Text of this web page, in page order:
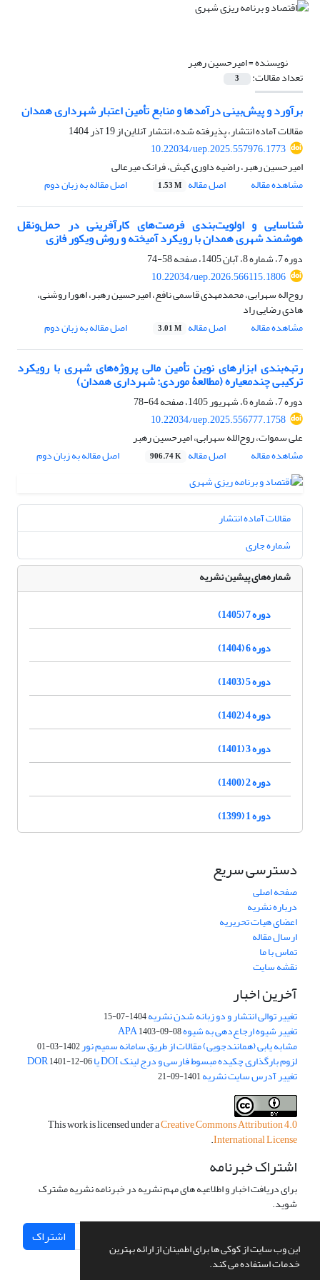
این وب سایت از کوکی ها برای اطمینان از ارائه بهترین
خدمات استفاده می کند.
نویسنده =امیرحسین رهبر
تعداد مقالات: 3
برآورد و پیش‌بینی درآمدها و منابع تأمین اعتبار شهرداری همدان
مقالات آماده انتشار، پذیرفته شده، انتشار آنلاین از19 آذر 1404
10.22034/uep.2025.557976.1773
امیرحسین رهبر، راضیه داوری کیش، فرانک میرعالی
مشاهده مقاله
اصل مقاله 1.53 M اصل مقاله به زبان دوم
شناسایی و اولویت‌بندی فرصت‌های کارآفرینی در حمل‌ونقل
هوشمند شهری همدان با رویکرد آمیخته و روش ویکور فازی
دوره 7، شماره 8، آبان 1405، صفحه
58-74
10.22034/uep.2026.566115.1806
روح‌اله سهرابی، محمدمهدی قاسمی نافع، امیرحسین رهبر، اهورا روشنی،
هادی رضایی راد
مشاهده مقاله
اصل مقاله 3.01 M اصل مقاله به زبان دوم
رتبه‌بندی ابزارهای نوین تأمین مالی پروژه‌های شهری با رویکرد
ترکیبی چندمعیاره (مطالعۀ موردی: شهرداری همدان)
دوره 7، شماره 6، شهریور 1405، صفحه
64-78
10.22034/uep.2025.556777.1758
علی سموات، روح‌الله سهرابی، امیرحسین رهبر
مشاهده مقاله
اصل مقاله 906.74 K اصل مقاله به زبان دوم
مقالات آماده انتشار
شماره جاری
شماره‌های پیشین نشریه
دوره 7 (1405)
دوره 6 (1404)
دوره 5 (1403)
دوره 4 (1402)
دوره 3 (1401)
دوره 2 (1400)
دوره 1 (1399)
دسترسی سریع
صفحه اصلی
درباره نشریه
اعضای هیات تحریریه
ارسال مقاله
تماس با ما
نقشه سایت
آخرین اخبار
تغییر توالی انتشار و دو زبانه شدن نشریه1404-07-15
تغییر شیوه ارجاع‌دهی به شیوه APA1403-09-08
مشابه یابی (همانندجویی) مقالات از طریق سامانه سمیم نور1402-03-01
لزوم بارگذاری چکیده مبسوط فارسی و درج لینک DOI یا DOR 1401-12-06
تغییر آدرس سایت نشریه1401-09-21
This work is licensed under aCreative Commons Attribution 4.0
International License
.
اشتراک خبرنامه
برای دریافت اخبار و اطلاعیه های مهم نشریه در خبرنامه نشریه مشترک
شوید.
اشتراک